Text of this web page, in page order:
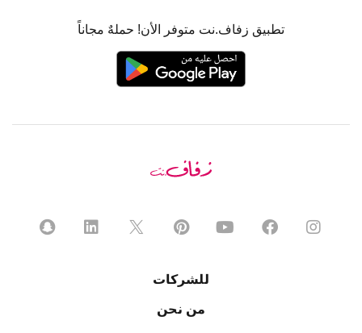
تطبيق زفاف.نت متوفر الأن! حملهٌ مجاناً
للشركات
من نحن